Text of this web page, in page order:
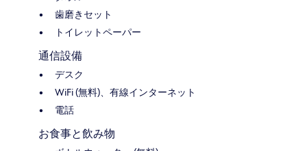
歯磨きセット
トイレットペーパー
通信設備
デスク
WiFi (無料)、有線インターネット
電話
お食事と飲み物